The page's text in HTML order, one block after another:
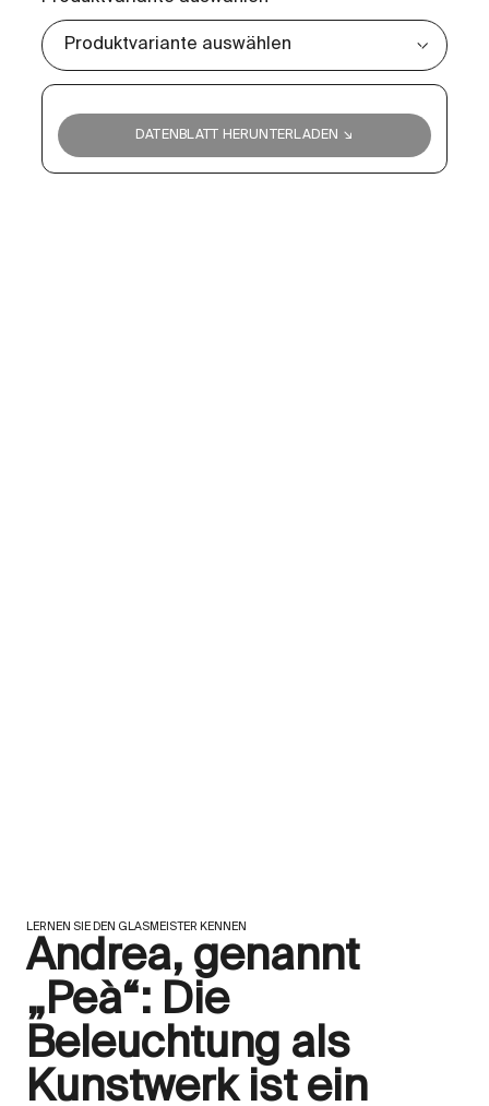
DATENBLATT HERUNTERLADEN ↘
LERNEN SIE DEN GLASMEISTER KENNEN
Andrea, genannt
„Peà“: Die
Beleuchtung als
Kunstwerk ist ein